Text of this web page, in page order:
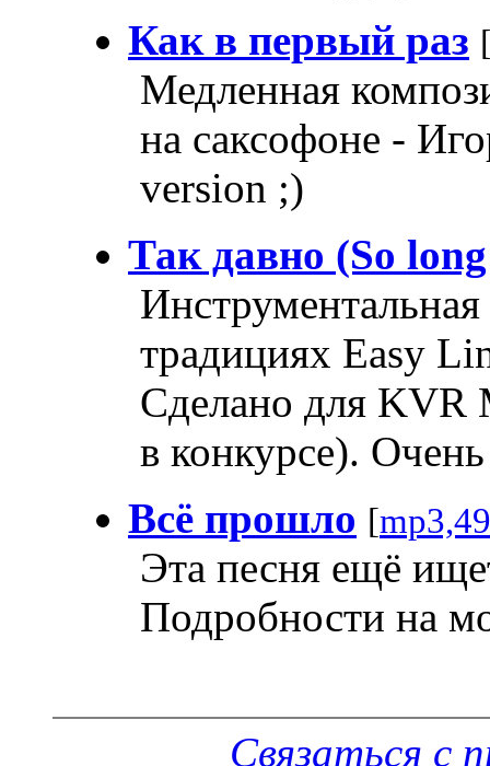
Как в первый раз
Медленная
на саксофоне -
version ;)
Так давно (So
традициях Easy
Сделано для KVR
в конкурсе).
Всё прошло [
Эта песня ещё
Подробности на
Связаться с